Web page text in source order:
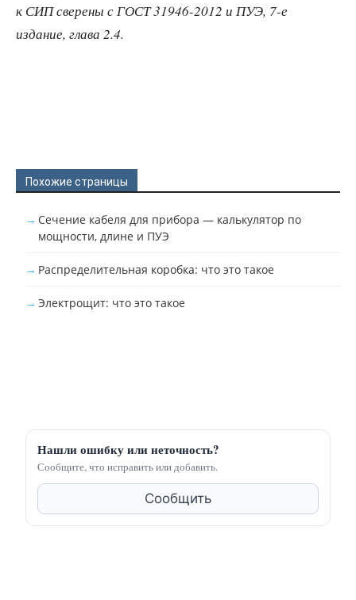
к СИП сверены с ГОСТ 31946-2012 и ПУЭ, 7-е
издание, глава 2.4.
Похожие страницы
Сечение кабеля для прибора — калькулятор по
мощности, длине и ПУЭ
Распределительная коробка: что это такое
Электрощит: что это такое
Нашли ошибку или неточность?
Сообщите, что исправить или добавить.
Сообщить